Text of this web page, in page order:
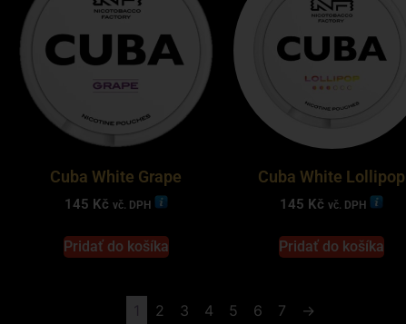
Cuba White Grape
145 Kč vč. DPH
Pridať do košíka
Cuba White Lollipop
145 Kč vč. DPH
Pridať do košíka
1 2 3 4 5 6 7 →